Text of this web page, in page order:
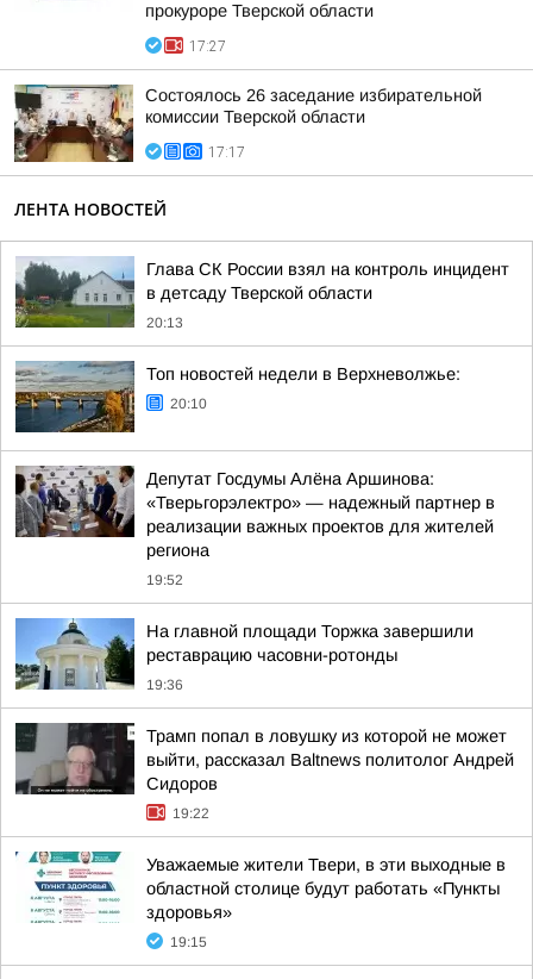
прокуроре Тверской области
17:27
Состоялось 26 заседание избирательной
комиссии Тверской области
17:17
ЛЕНТА НОВОСТЕЙ
Глава СК России взял на контроль инцидент
в детсаду Тверской области
20:13
Топ новостей недели в Верхневолжье:
20:10
Депутат Госдумы Алёна Аршинова:
«Тверьгорэлектро» — надежный партнер в
реализации важных проектов для жителей
региона
19:52
На главной площади Торжка завершили
реставрацию часовни-ротонды
19:36
Трамп попал в ловушку из которой не может
выйти, рассказал Baltnews политолог Андрей
Сидоров
19:22
Уважаемые жители Твери, в эти выходные в
областной столице будут работать «Пункты
здоровья»
19:15